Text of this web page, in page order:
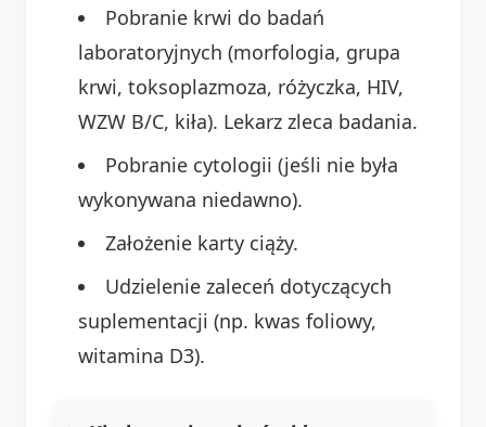
Pobranie krwi do badań
laboratoryjnych (morfologia, grupa
krwi, toksoplazmoza, różyczka, HIV,
WZW B/C, kiła). Lekarz zleca badania.
Pobranie cytologii (jeśli nie była
wykonywana niedawno).
Założenie karty ciąży.
Udzielenie zaleceń dotyczących
suplementacji (np. kwas foliowy,
witamina D3).